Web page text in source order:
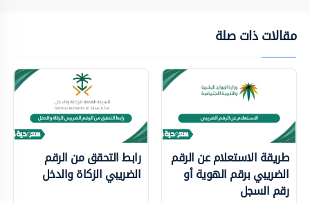
مقالات ذات صلة
طريقة الاستعلام عن الرقم
الضريبي برقم الهوية أو
رقم السجل
رابط التحقق من الرقم
الضريبي الزكاة والدخل